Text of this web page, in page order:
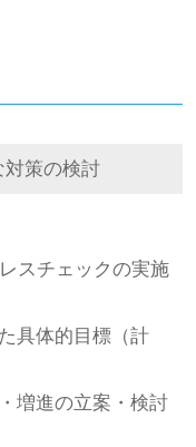
策の検討
スチェックの実施
具体的目標（計
増進の立案・検討